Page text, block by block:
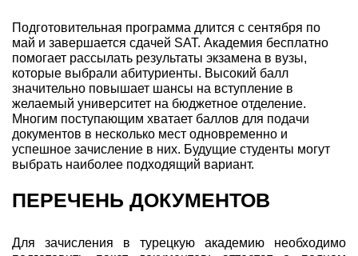
Подготовительная программа длится с сентября по
май и завершается сдачей SAT. Академия бесплатно
помогает рассылать результаты экзамена в вузы,
которые выбрали абитуриенты. Высокий балл
значительно повышает шансы на вступление в
желаемый университет на бюджетное отделение.
Многим поступающим хватает баллов для подачи
документов в несколько мест одновременно и
успешное зачисление в них. Будущие студенты могут
выбрать наиболее подходящий вариант.
ПЕРЕЧЕНЬ ДОКУМЕНТОВ
Для зачисления в турецкую академию необходимо